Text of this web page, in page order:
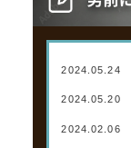
2024.05.24
2024.05.20
2024.02.06